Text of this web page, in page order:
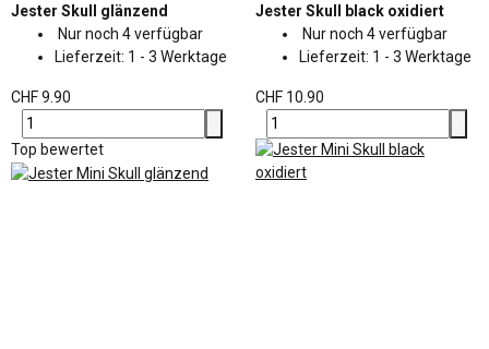
Jester Skull glänzend
Nur noch 4 verfügbar
Lieferzeit: 1 - 3 Werktage
CHF 9.90
Jester Skull black oxidiert
Nur noch 4 verfügbar
Lieferzeit: 1 - 3 Werktage
CHF 10.90
Top bewertet